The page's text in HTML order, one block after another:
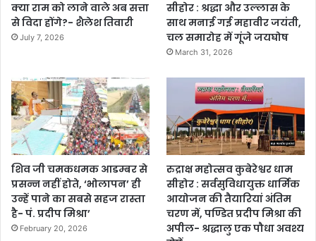
क्या राम को लाने वाले अब सत्ता
से विदा होंगे?- शैलेश तिवारी
July 7, 2026
सीहोर : श्रद्धा और उल्लास के
साथ मनाई गई महावीर जयंती,
चल समारोह में गूंजे जयघोष
March 31, 2026
शिव जी चमकधमक आडम्बर से
प्रसन्न नहीं होते, ‘भोलापन’ ही
उन्हें पाने का सबसे सहज रास्ता
है- पं. प्रदीप मिश्रा’
February 20, 2026
रुद्राक्ष महोत्सव कुबेरेश्वर धाम
सीहोर : सर्वसुविधायुक्त धार्मिक
आयोजन की तैयारियां अंतिम
चरण में, पण्डित प्रदीप मिश्रा की
अपील- श्रद्धालु एक पौधा अवश्य